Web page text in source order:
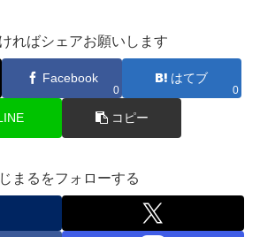
ればシェアお願いします
Facebook
0
はてブ
0
コピー
まるをフォローする